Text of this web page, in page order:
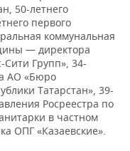
50-летнего
первого
коммунальная
— директора
Сити Групп», 34-
АО «Бюро
Татарстан», 39-
Росреестра по
в частном
ОПГ «Казаевские».